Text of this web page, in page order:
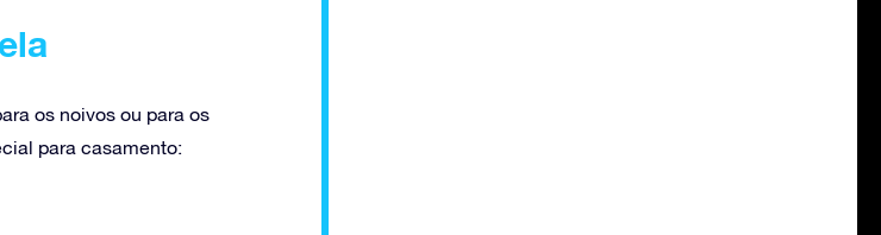
os noivos ou para os
para casamento: